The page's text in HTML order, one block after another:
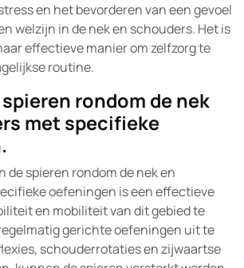
en het bevorderen van een gevoel
welzijn in de nek en schouders. Het is
effectieve manier om zelfzorg te
routine.
rondom de nek
met specifieke
de spieren rondom de nek en
oefeningen is een effectieve
en mobiliteit van dit gebied te
gerichte oefeningen uit te
schouderrotaties en zijwaartse